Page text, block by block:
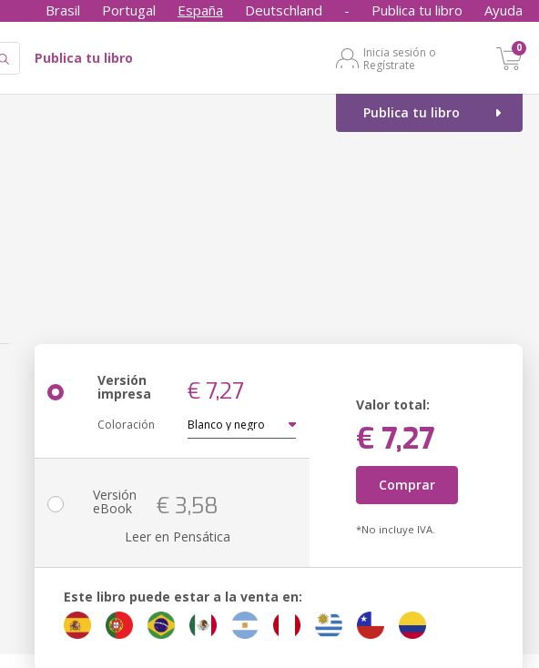
Brasil Portugal España Deutschland - Publica tu libro Ayuda
Publica tu libro
Inicia sesión o
Regístrate
0
Publica tu libro
Versión
impresa € 7,27
Coloración
Valor total:
€ 7,27
Comprar
*No incluye IVA.
Versión
eBook € 3,58
Leer en Pensática
Este libro puede estar a la venta en: